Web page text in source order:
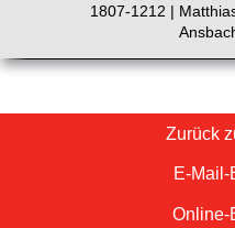
1807-1212 |
Zurück
E-Mail-
Online-